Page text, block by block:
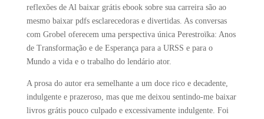
reflexões de Al baixar grátis ebook sobre sua carreira são ao
mesmo baixar pdfs esclarecedoras e divertidas. As conversas
com Grobel oferecem uma perspectiva única Perestroïka: Anos
de Transformação e de Esperança para a URSS e para o
Mundo a vida e o trabalho do lendário ator.
A prosa do autor era semelhante a um doce rico e decadente,
indulgente e prazeroso, mas que me deixou sentindo-me baixar
livros grátis pouco culpado e excessivamente indulgente. Foi